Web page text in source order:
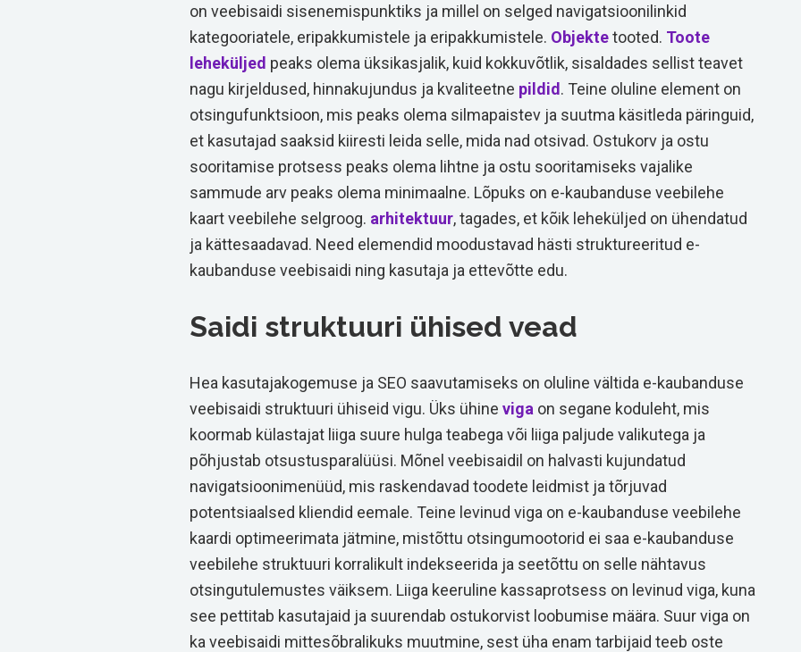
on veebisaidi sisenemispunktiks ja millel on selged navigatsioonilinkid
kategooriatele, eripakkumistele ja eripakkumistele. Objektetooted. Toote
leheküljed peaks olema üksikasjalik, kuid kokkuvõtlik, sisaldades sellist teavet
nagu kirjeldused, hinnakujundus ja kvaliteetne pildid. Teine oluline element on
otsingufunktsioon, mis peaks olema silmapaistev ja suutma käsitleda päringuid,
et kasutajad saaksid kiiresti leida selle, mida nad otsivad. Ostukorv ja ostu
sooritamise protsess peaks olema lihtne ja ostu sooritamiseks vajalike
sammude arv peaks olema minimaalne. Lõpuks on e-kaubanduse veebilehe
kaart veebilehe selgroog. arhitektuur, tagades, et kõik leheküljed on ühendatud
ja kättesaadavad. Need elemendid moodustavad hästi struktureeritud e-
kaubanduse veebisaidi ning kasutaja ja ettevõtte edu.
Saidi struktuuri ühised vead
Hea kasutajakogemuse ja SEO saavutamiseks on oluline vältida e-kaubanduse
veebisaidi struktuuri ühiseid vigu. Üks ühine viga on segane koduleht, mis
koormab külastajat liiga suure hulga teabega või liiga paljude valikutega ja
põhjustab otsustusparalüüsi. Mõnel veebisaidil on halvasti kujundatud
navigatsioonimenüüd, mis raskendavad toodete leidmist ja tõrjuvad
potentsiaalsed kliendid eemale. Teine levinud viga on e-kaubanduse veebilehe
kaardi optimeerimata jätmine, mistõttu otsingumootorid ei saa e-kaubanduse
veebilehe struktuuri korralikult indekseerida ja seetõttu on selle nähtavus
otsingutulemustes väiksem. Liiga keeruline kassaprotsess on levinud viga, kuna
see pettitab kasutajaid ja suurendab ostukorvist loobumise määra. Suur viga on
ka veebisaidi mittesõbralikuks muutmine, sest üha enam tarbijaid teeb oste